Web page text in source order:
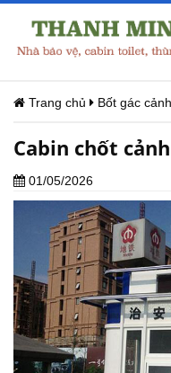
Trang chủ Bốt gác
Cabin chốt
01/05/2026